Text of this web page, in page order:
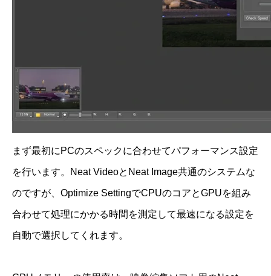
まず最初にPCのスペックに合わせてパフォーマンス設定
を行います。Neat VideoとNeat Image共通のシステムな
のですが、Optimize SettingでCPUのコアとGPUを組み
合わせて処理にかかる時間を測定して最速になる設定を
自動で選択してくれます。